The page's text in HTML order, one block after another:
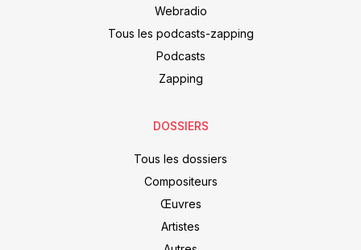
Webradio
Tous les podcasts-zapping
Podcasts
Zapping
DOSSIERS
Tous les dossiers
Compositeurs
Œuvres
Artistes